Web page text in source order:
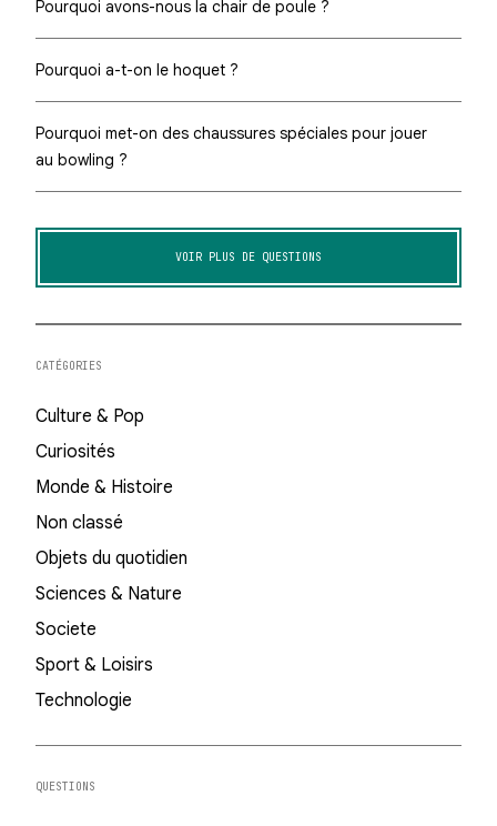
Pourquoi avons-nous la chair de poule ?
Pourquoi a-t-on le hoquet ?
Pourquoi met-on des chaussures spéciales pour jouer
au bowling ?
VOIR PLUS DE QUESTIONS
CATÉGORIES
Culture & Pop
Curiosités
Monde & Histoire
Non classé
Objets du quotidien
Sciences & Nature
Societe
Sport & Loisirs
Technologie
QUESTIONS